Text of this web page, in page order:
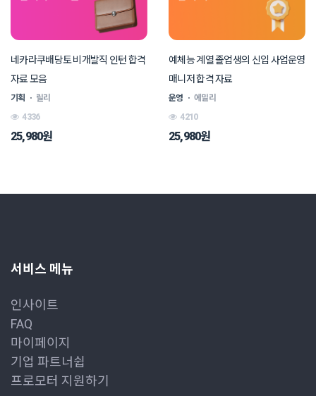
네카라쿠배당토 비개발직 인턴 합격
자료 모음
기획 ㆍ 릴리
4336
25,980원
예체능 계열 졸업생의 신입 사업운영
매니저 합격 자료
운영 ㆍ 에밀리
4210
25,980원
서비스 메뉴
인사이트
FAQ
마이페이지
기업 파트너쉽
프로모터 지원하기